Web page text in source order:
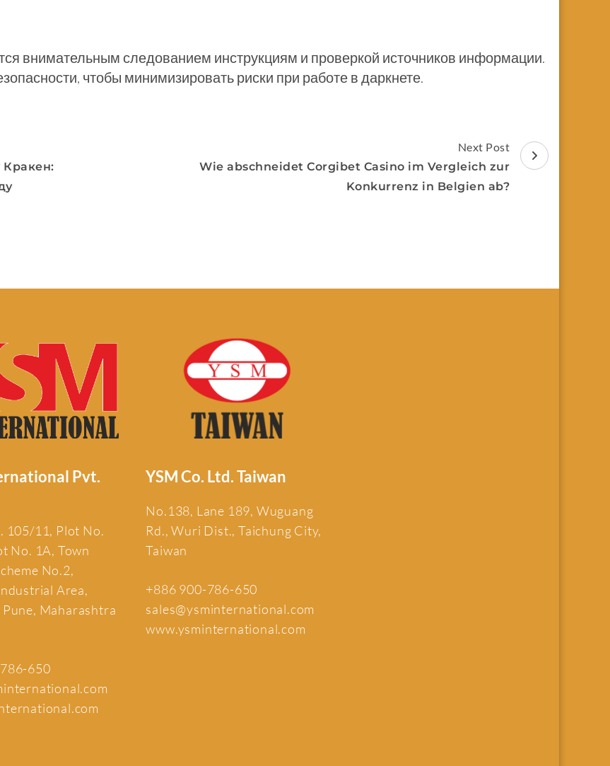
внимательным следованием инструкциям и проверкой источников информации.
чтобы минимизировать риски при работе в даркнете.
Кракен:
Next Post
Wie abschneidet Corgibet Casino im Vergleich zur
Konkurrenz in Belgien ab?
Pvt.
105/11, Plot No.
No. 1A, Town
No.2,
Area,
Pune, Maharashtra
650
YSM Co. Ltd. Taiwan
No.138, Lane 189, Wuguang
Rd., Wuri Dist., Taichung City,
Taiwan
+886 900-786-650
sales@ysminternational.com
www.ysminternational.com